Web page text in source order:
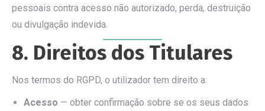
pessoais contra acesso não autorizado, perda, destruição
ou divulgação indevida.
8. Direitos dos Titulares
Nos termos do RGPD, o utilizador tem direito a:
Acesso — obter confirmação sobre se os seus dados